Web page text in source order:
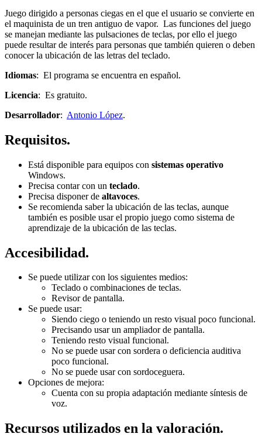
Juego dirigido a personas ciegas en el que el usuario se convierte en
el maquinista de un tren antiguo de vapor. Las funciones del juego
se manejan mediante las pulsaciones de teclas, por ello el juego
puede resultar de interés para personas que también quieren o deben
conocer la ubicación de las letras del teclado.
Idiomas: El programa se encuentra en español.
Licencia: Es gratuito.
Desarrollador: Antonio López.
Requisitos.
Está disponible para equipos con sistemas operativo
Windows.
Precisa contar con un teclado.
Precisa disponer de altavoces.
Se recomienda saber la ubicación de las teclas, aunque
también es posible usar el propio juego como sistema de
aprendizaje de la ubicación de las teclas.
Accesibilidad.
Se puede utilizar con los siguientes medios:
Teclado o combinaciones de teclas.
Revisor de pantalla.
Se puede usar:
Siendo ciego o teniendo un resto visual poco funcional.
Precisando usar un ampliador de pantalla.
Teniendo resto visual funcional.
No se puede usar con sordera o deficiencia auditiva
poco funcional.
No se puede usar con sordoceguera.
Opciones de mejora:
Cuenta con su propia adaptación mediante síntesis de
voz.
Recursos utilizados en la valoración.